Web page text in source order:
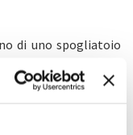
di uno spogliatoio
londinese GUO.